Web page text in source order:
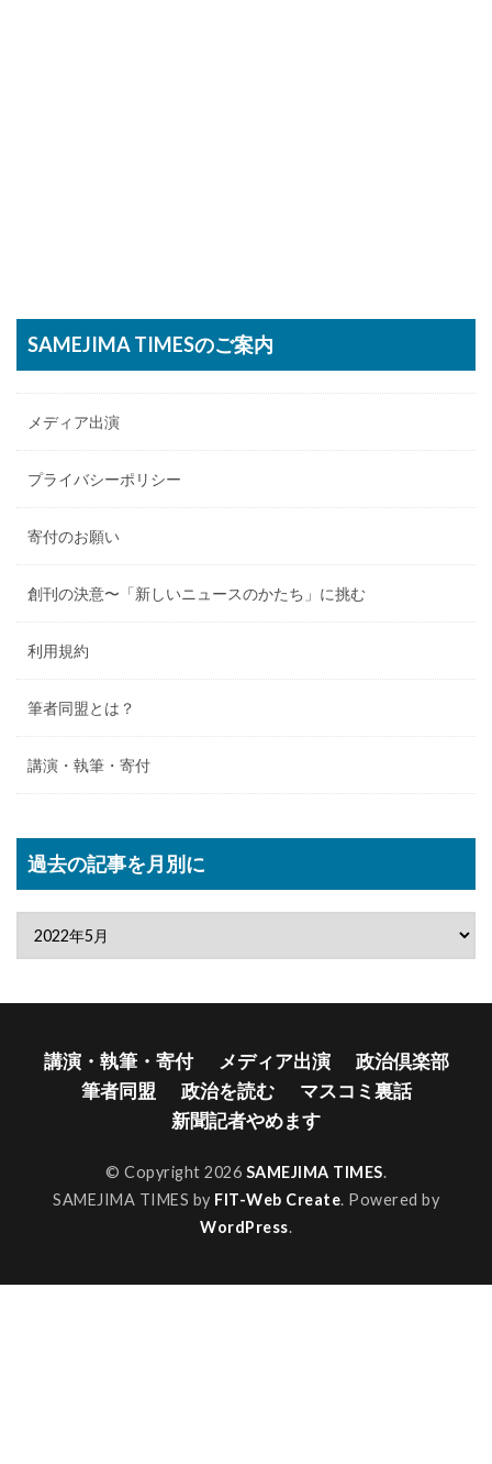
SAMEJIMA TIMESのご案内
メディア出演
プライバシーポリシー
寄付のお願い
創刊の決意〜「新しいニュースのかたち」に挑む
利用規約
筆者同盟とは？
講演・執筆・寄付
過去の記事を月別に
講演・執筆・寄付 メディア出演
政治倶楽部
筆者同盟
政治を読む
マスコミ裏話
新聞記者やめます
© Copyright 2026 SAMEJIMA TIMES.
SAMEJIMA TIMES by FIT-Web Create. Powered by
WordPress.